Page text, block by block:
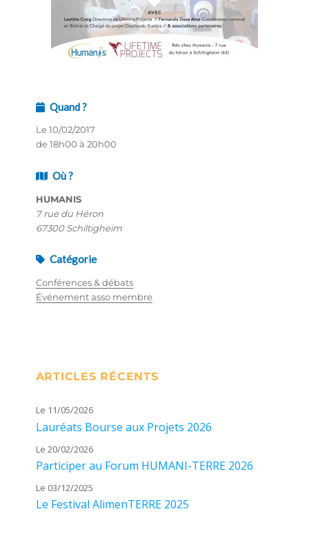
Quand ?
Le 10/02/2017
de 18h00 à 20h00
Où ?
HUMANIS
7 rue du Héron
67300 Schiltigheim
Catégorie
Conférences & débats
Événement asso membre
ARTICLES RÉCENTS
Le 11/05/2026
Lauréats Bourse aux Projets 2026
Le 20/02/2026
Participer au Forum HUMANI-TERRE 2026
Le 03/12/2025
Le Festival AlimenTERRE 2025